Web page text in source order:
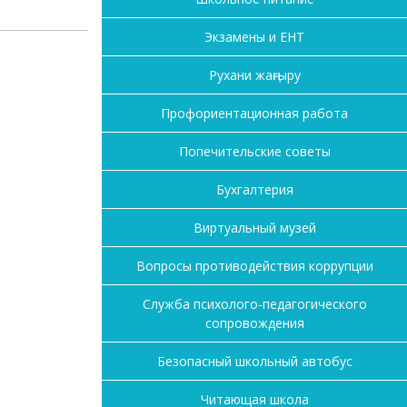
Экзамены и ЕНТ
Рухани жаңғыру
Профориентационная работа
Попечительские советы
Бухгалтерия
Виртуальный музей
Вопросы противодействия коррупции
Служба психолого-педагогического
сопровождения
Безопасный школьный автобус
Читающая школа